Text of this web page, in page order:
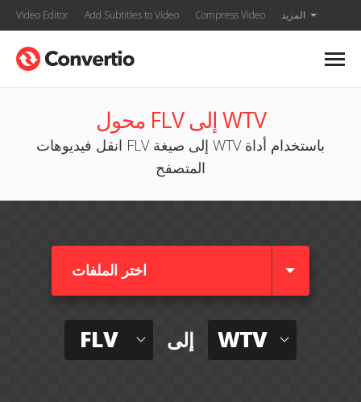
Video Editor Add Subtitles to Video Compress Video المزيد
محول FLV إلى WTV
انقل فيديوهات FLV إلى صيغة WTV باستخدام أداة
المتصفح
اختر الملفات
FLV إلى WTV